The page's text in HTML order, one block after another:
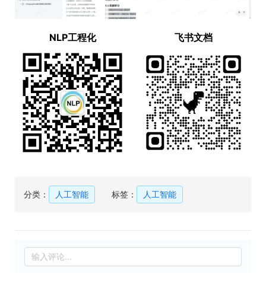
NLP工程化 飞书文档
分类： 人工智能 标签： 人工智能